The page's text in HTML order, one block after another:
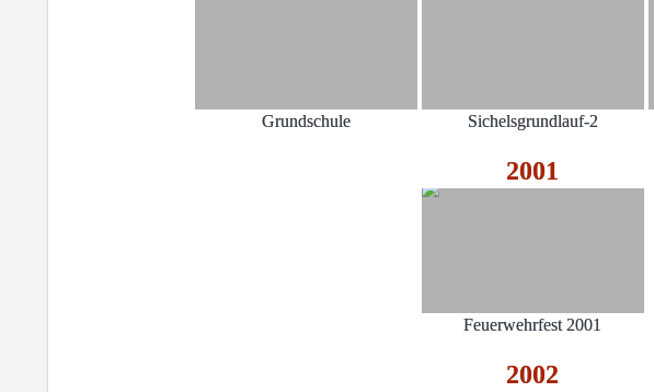
Grundschule Sichelsgrundlauf-2
2001
Feuerwehrfest 2001
2002